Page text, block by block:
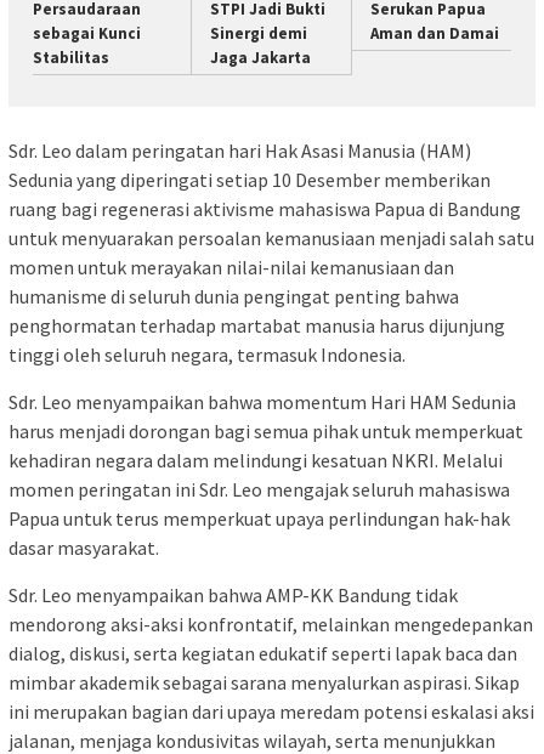
Persaudaraan
sebagai Kunci
Stabilitas
STPI Jadi Bukti
Sinergi demi
Jaga Jakarta
Serukan Papua
Aman dan Damai
Sdr. Leo dalam peringatan hari Hak Asasi Manusia (HAM)
Sedunia yang diperingati setiap 10 Desember memberikan
ruang bagi regenerasi aktivisme mahasiswa Papua di Bandung
untuk menyuarakan persoalan kemanusiaan menjadi salah satu
momen untuk merayakan nilai-nilai kemanusiaan dan
humanisme di seluruh dunia pengingat penting bahwa
penghormatan terhadap martabat manusia harus dijunjung
tinggi oleh seluruh negara, termasuk Indonesia.
Sdr. Leo menyampaikan bahwa momentum Hari HAM Sedunia
harus menjadi dorongan bagi semua pihak untuk memperkuat
kehadiran negara dalam melindungi kesatuan NKRI. Melalui
momen peringatan ini Sdr. Leo mengajak seluruh mahasiswa
Papua untuk terus memperkuat upaya perlindungan hak-hak
dasar masyarakat.
Sdr. Leo menyampaikan bahwa AMP-KK Bandung tidak
mendorong aksi-aksi konfrontatif, melainkan mengedepankan
dialog, diskusi, serta kegiatan edukatif seperti lapak baca dan
mimbar akademik sebagai sarana menyalurkan aspirasi. Sikap
ini merupakan bagian dari upaya meredam potensi eskalasi aksi
jalanan, menjaga kondusivitas wilayah, serta menunjukkan